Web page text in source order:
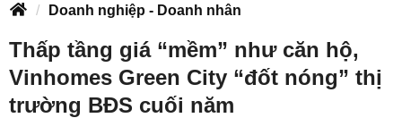
Doanh nghiệp - Doanh nhân
Thấp tầng giá “mềm” như căn hộ,
Vinhomes Green City “đốt nóng” thị
trường BĐS cuối năm